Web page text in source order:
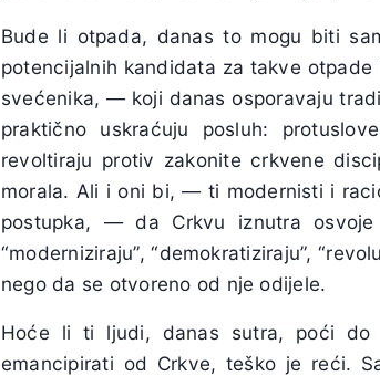
Bude li otpada, danas to mogu biti
potencijalnih kandidata za takve
svećenika, — koji danas osporavaju
praktično uskraćuju posluh:
revoltiraju protiv zakonite crkvene
morala. Ali i oni bi, — ti modernisti i
postupka, — da Crkvu iznutra
“moderniziraju”, “demokratiziraju”,
nego da se otvoreno od nje odijele.
Hoće li ti ljudi, danas sutra, poći
emancipirati od Crkve, teško je reći.